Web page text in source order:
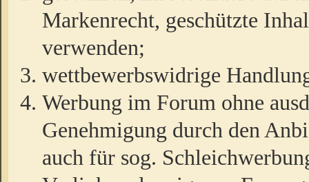
Markenrecht, geschützte
verwenden;
wettbewerbswidrige
Werbung im Forum ohne
Genehmigung durch den
auch für sog.